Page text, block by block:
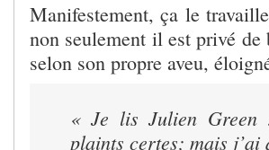
Manifestement, ça le
non seulement il est privé de
selon son propre aveu,
« Je lis Julien Green
plaints certes; mais j’ai